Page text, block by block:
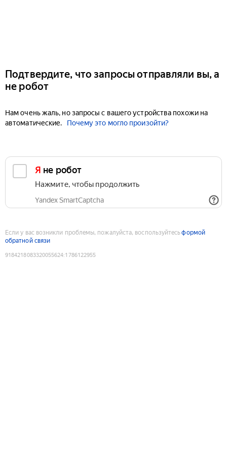
Подтвердите, что запросы отправляли вы, а
не робот
Нам очень жаль, но запросы с вашего устройства похожи на
автоматические.
Почему это могло произойти?
Я не робот
Нажмите, чтобы продолжить
Yandex SmartCaptcha
Если у вас возникли проблемы, пожалуйста, воспользуйтесьформой
обратной связи
9184218083320055624:1786122955